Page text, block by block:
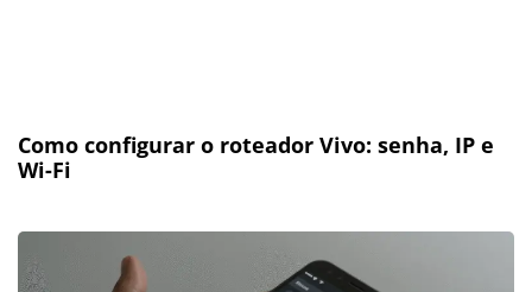
Como configurar o roteador Vivo: senha, IP e
Wi-Fi